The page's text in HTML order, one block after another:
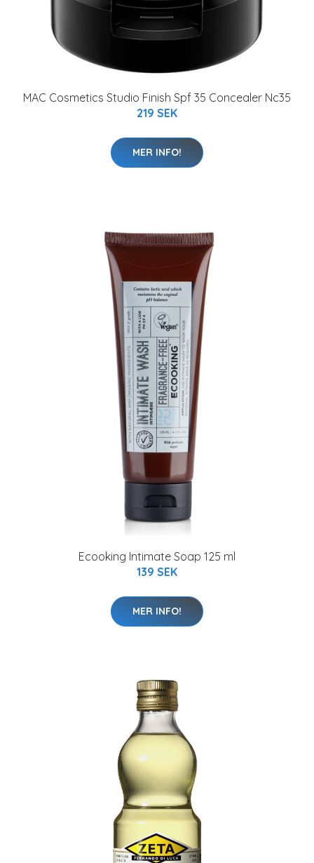
MAC Cosmetics Studio Finish Spf 35 Concealer Nc35
219 SEK
MER INFO!
Ecooking Intimate Soap 125 ml
139 SEK
MER INFO!